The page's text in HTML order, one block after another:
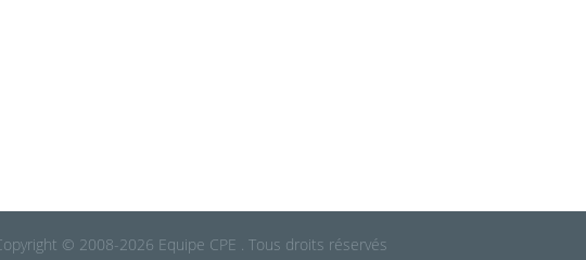
© 2008-2026 Equipe CPE . Tous droits réservés